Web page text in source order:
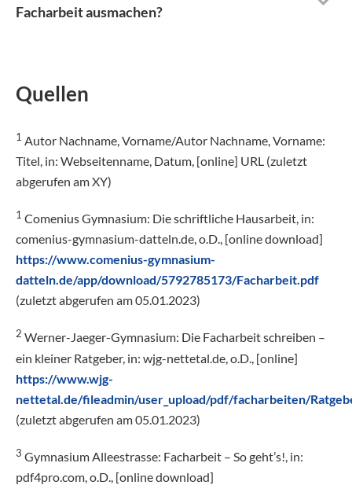
Facharbeit ausmachen?
Quellen
1 Autor Nachname, Vorname/Autor Nachname, Vorname:
Titel, in: Webseitenname, Datum, [online] URL (zuletzt
abgerufen am XY)
1 Comenius Gymnasium: Die schriftliche Hausarbeit, in:
comenius-gymnasium-datteln.de, o.D., [online download]
https://www.comenius-gymnasium-
datteln.de/app/download/5792785173/Facharbeit.pdf
(zuletzt abgerufen am 05.01.2023)
2 Werner-Jaeger-Gymnasium: Die Facharbeit schreiben –
ein kleiner Ratgeber, in: wjg-nettetal.de, o.D., [online]
https://www.wjg-
nettetal.de/fileadmin/user_upload/pdf/facharbeiten/
(zuletzt abgerufen am 05.01.2023)
3 Gymnasium Alleestrasse: Facharbeit – So geht’s!, in:
pdf4pro.com, o.D., [online download]